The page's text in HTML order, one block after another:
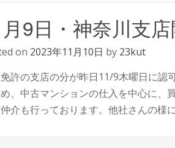
9日・神奈川支
on 2023年11月10日 by 23kut
許の支店の分が昨日11/9木曜日に認
、中古マンションの仕入を中心に、
介も行っております。他社さんの様